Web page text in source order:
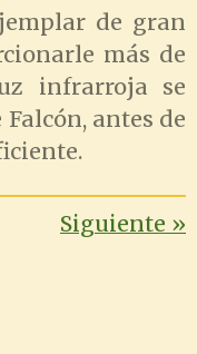
de gran
más de
infrarroja se
antes de
Siguiente »